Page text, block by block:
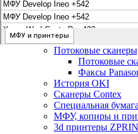
МФУ, копиры и
МФУ, копиры и
Ремонт и продажа
Infotec
Потоковые
Потоковые
Факсы
История OKI
Сканеры Contex
Специальная
МФУ, копиры и
3d принтеры